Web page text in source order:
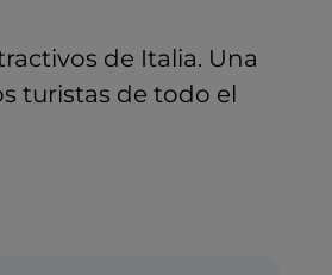
de Italia. Una
turistas de todo el